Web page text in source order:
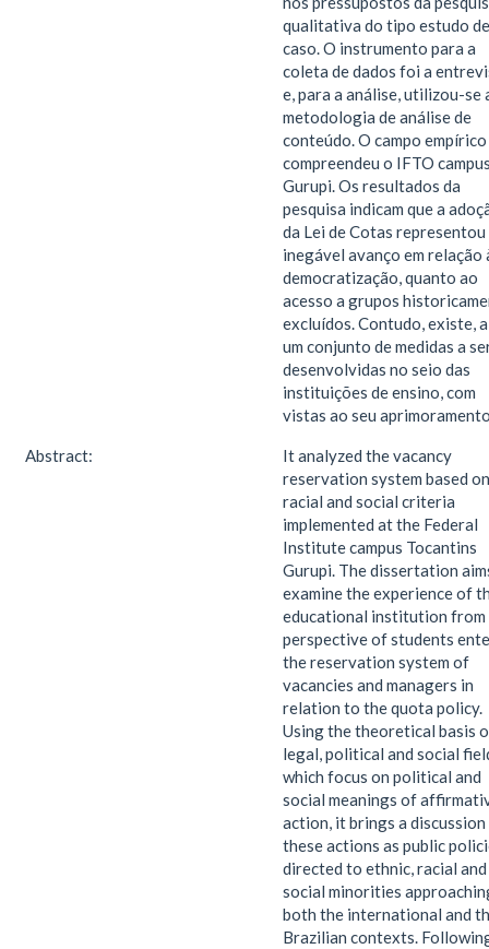
qualitativa do tipo estudo de
caso. O instrumento para a
coleta de dados foi a
e, para a análise, utilizou-se
metodologia de análise de
conteúdo. O campo empírico
compreendeu o IFTO
Gurupi. Os resultados da
pesquisa indicam que a
da Lei de Cotas representou
inegável avanço em relação
democratização, quanto ao
acesso a grupos
excluídos. Contudo, existe,
um conjunto de medidas a
desenvolvidas no seio das
instituições de ensino, com
vistas ao seu
Abstract:
It analyzed the vacancy
reservation system based on
racial and social criteria
implemented at the Federal
Institute campus Tocantins
Gurupi. The dissertation
examine the experience of
educational institution from
perspective of students
the reservation system of
vacancies and managers in
relation to the quota policy.
Using the theoretical basis
legal, political and social
which focus on political and
social meanings of
action, it brings a
these actions as public
directed to ethnic, racial and
social minorities
both the international and
Brazilian contexts.